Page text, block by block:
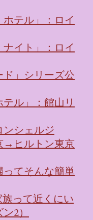
テル」：ロイ
イト」：ロイ
」シリーズ公
ル」：館山リ
ンシェルジ
→ヒルトン東京
てそんな簡単
って近くにい
2）